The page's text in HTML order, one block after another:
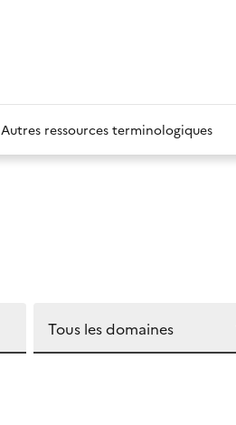
Autres ressources terminologiques